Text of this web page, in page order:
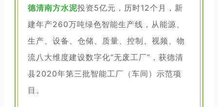
德清南方水泥投资5亿元，历时12个月，新
建年产260万吨绿色智能生产线，从能源、
生产、设备、仓储、质量、控制、视频、物
流八大维度建设数字化“无废工厂”，获德清
县2020年第三批智能工厂（车间）示范项
目。